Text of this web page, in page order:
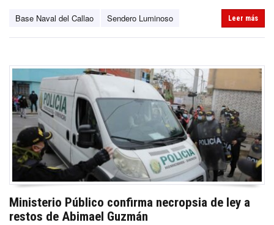
Base Naval del Callao Sendero Luminoso Leer más
Ministerio Público confirma necropsia de ley a
restos de Abimael Guzmán